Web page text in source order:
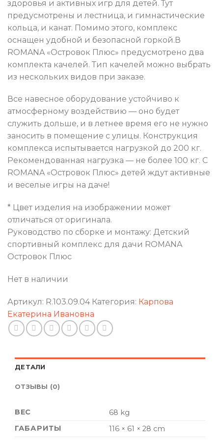
здоровья и активных игр для детей. Тут
предусмотрены и лестница, и гимнастические
кольца, и канат. Помимо этого, комплекс
оснащен удобной и безопасной горкой.В
ROMANA «Островок Плюс» предусмотрено два
комплекта качелей. Тип качелей можно выбрать
из нескольких видов при заказе.
Все навесное оборудование устойчиво к
атмосферному воздействию — оно будет
служить дольше, и в летнее время его не нужно
заносить в помещение с улицы. Конструкция
комплекса испытывается нагрузкой до 200 кг.
Рекомендованная нагрузка — не более 100 кг. С
ROMANA «Островок Плюс» детей ждут активные
и веселые игры на даче!
* Цвет изделия на изображении может
отличаться от оригинала.
Руководство по сборке и монтажу: Детский
спортивный комплекс для дачи ROMANA
Островок Плюс
Нет в наличии
Артикул: R.103.09.04 Категория: Карпова
Екатерина Ивановна
ДЕТАЛИ
ОТЗЫВЫ (0)
ВЕС
68 kg
ГАБАРИТЫ
116 × 61 × 28 cm